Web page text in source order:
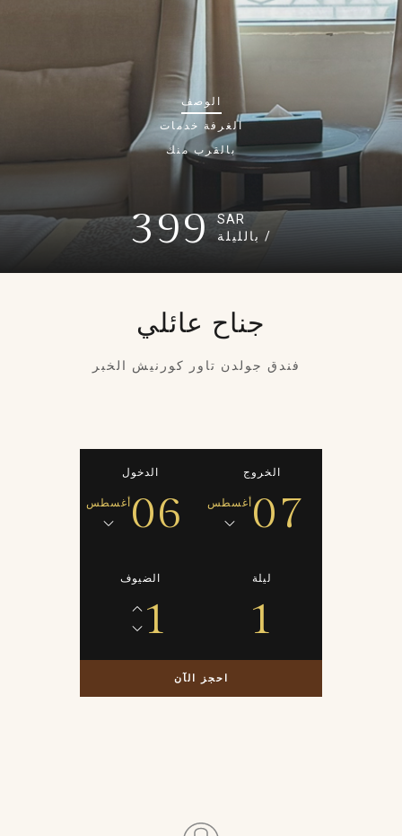
الوصف
الغرفة خدمات
بالقرب منك
399
SAR
/ بالليلة
جناح عائلي
فندق جولدن تاور كورنيش الخبر
الدخول
06 أغسطس
الخروج
07 أغسطس
الضيوف
1
ليلة
1